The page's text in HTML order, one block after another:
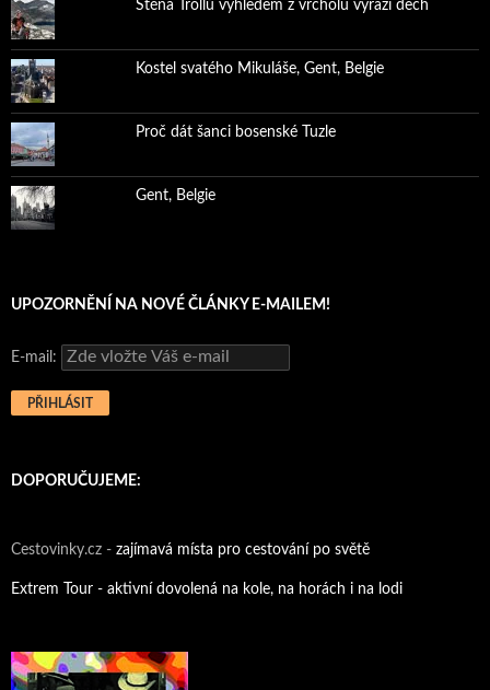
Stěna Trollů výhledem z vrcholu vyrazí dech
Kostel svatého Mikuláše, Gent, Belgie
Proč dát šanci bosenské Tuzle
Gent, Belgie
UPOZORNĚNÍ NA NOVÉ ČLÁNKY E-MAILEM!
E-mail:
DOPORUČUJEME:
Cestovinky.cz - zajímavá místa pro cestování po světě
Extrem Tour - aktivní dovolená na kole, na horách i na lodi